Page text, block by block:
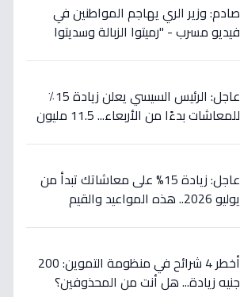
صادم: وزير الري يهاجم المواطنين في
فيديو مسرب - "رميتوا الزبالة وسديتوا
عاجل: الرئيس السيسي يعلن زيادة 15٪
للمعاشات بدءًا من الأربعاء... 11.5 مليون
عاجل: زيادة 15% على معاشاتك تبدأ من
يوليو 2026.. هذه المواعيد والقيم
أخطر 4 شرائح في منظومة التموين: 200
جنيه زيادة... هل أنت من المحذوفين؟